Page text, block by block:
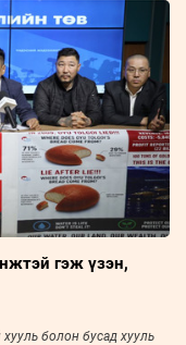
гэж үзэн,
болон бусад хууль